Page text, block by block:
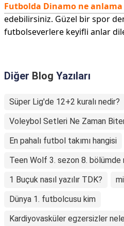
Futbolda Dinamo ne
edebilirsiniz. Güzel bir spor
futbolseverlere keyifli anlar
Diğer Blog Yazıları
Süper Lig'de 12+2 kuralı nedir?
Voleybol Setleri Ne Zaman
En pahalı futbol takımı hangisi
Teen Wolf 3. sezon 8. bölümde
1 Buçuk nasıl yazılır TDK?
Dünya 1. futbolcusu kim
Kardiyovasküler egzersizler